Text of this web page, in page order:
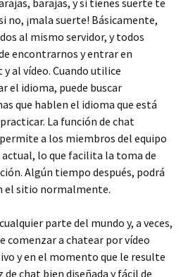
barajas, y si tienes suerte te
no, ¡mala suerte! Básicamente,
al mismo servidor, y todos
encontrarnos y entrar en
al vídeo. Cuando utilice
el idioma, puede buscar
que hablen el idioma que está
La función de chat
a los miembros del equipo
lo que facilita la toma de
Algún tiempo después, podrá
el sitio normalmente.
parte del mundo y, a veces,
comenzar a chatear por vídeo
y en el momento que le resulte
chat bien diseñada y fácil de